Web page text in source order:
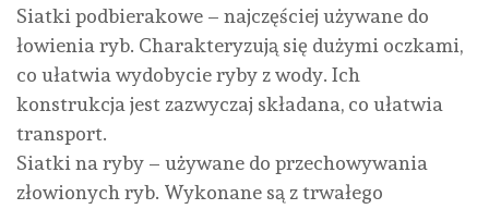
Siatki podbierakowe – najczęściej używane do
łowienia ryb. Charakteryzują się dużymi oczkami,
co ułatwia wydobycie ryby z wody. Ich
konstrukcja jest zazwyczaj składana, co ułatwia
transport.
Siatki na ryby – używane do przechowywania
złowionych ryb. Wykonane są z trwałego